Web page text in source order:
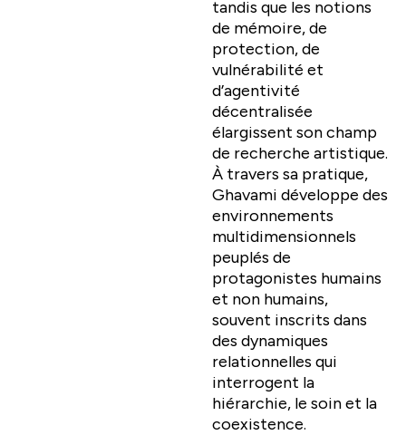
tandis que les notions
de mémoire, de
protection, de
vulnérabilité et
d’agentivité
décentralisée
élargissent son champ
de recherche artistique.
À travers sa pratique,
Ghavami développe des
environnements
multidimensionnels
peuplés de
protagonistes humains
et non humains,
souvent inscrits dans
des dynamiques
relationnelles qui
interrogent la
hiérarchie, le soin et la
coexistence.